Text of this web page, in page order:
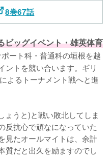
8巻67話
ビッグイベント・雄英体育
ート科・普通科の垣根を越
ントを競い合います。ギリ
よるトーナメント戦へと進
ょうと)と戦い敗北してしま
反抗心で頑なになっていた
見たオールマイトは、余計
質だと出久を励ますのでし